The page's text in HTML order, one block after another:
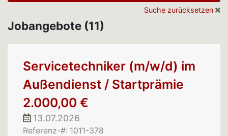
Suche zurücksetzen
Jobangebote (11)
Servicetechniker (m/w/d) im
Außendienst / Startprämie
2.000,00 €
13.07.2026
Referenz-#: 1011-378